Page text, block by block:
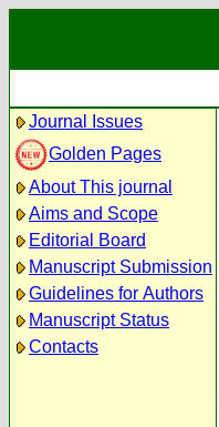
Journal Issues
Golden Pages
About This journal
Aims and Scope
Editorial Board
Manuscript Submission
Guidelines for Authors
Manuscript Status
Contacts